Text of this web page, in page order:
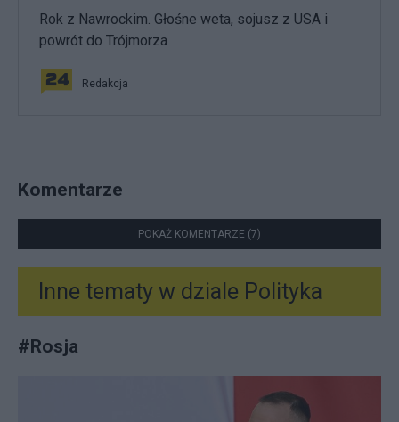
Rok z Nawrockim. Głośne weta, sojusz z USA i
powrót do Trójmorza
Redakcja
Komentarze
POKAŻ KOMENTARZE (7)
Inne tematy w dziale Polityka
#Rosja